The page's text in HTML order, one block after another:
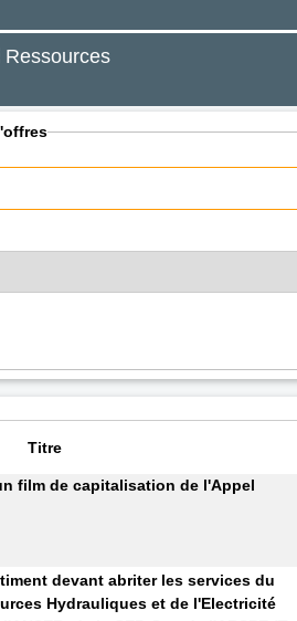
Ressources
Titre
film de capitalisation de l'Appel
devant abriter les services du
Hydrauliques et de l'Electricité